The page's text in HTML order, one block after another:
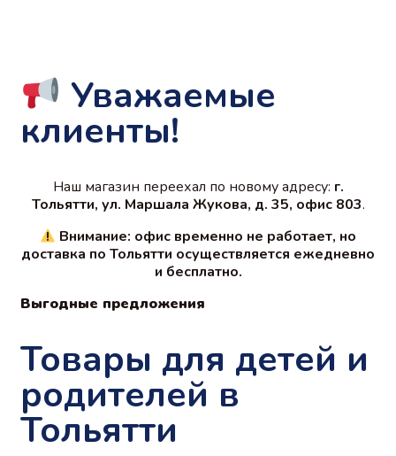
Уважаемые
клиенты!
Наш магазин переехал по новому адресу: г.
Тольятти, ул. Маршала Жукова, д. 35, офис 803.
Внимание: офис временно не работает, но
доставка по Тольятти осуществляется ежедневно
и бесплатно.
Выгодные предложения
Товары для детей и
родителей в
Тольятти